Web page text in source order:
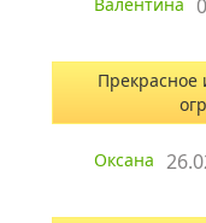
Прекрасное
Оксана